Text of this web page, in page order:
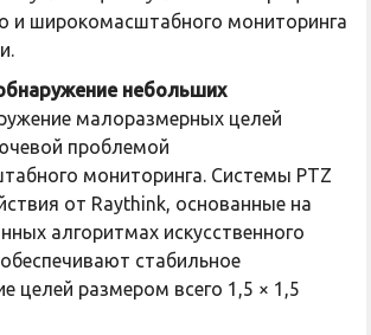
и широкомасштабного мониторинга
небольших
малоразмерных целей
проблемой
мониторинга. Системы PTZ
от Raythink, основанные на
алгоритмах искусственного
стабильное
целей размером всего 1,5 × 1,5